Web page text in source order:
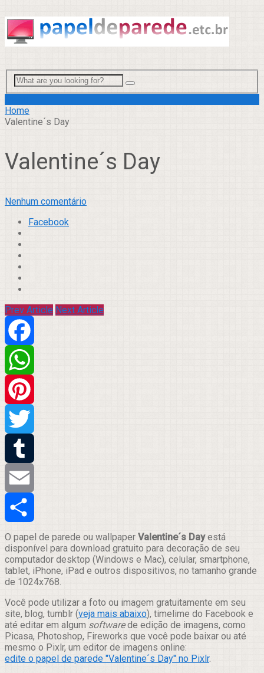
Home
Valentine´s Day
Valentine´s Day
Nenhum comentário
Facebook
Prev Article Next Article
Facebook
WhatsApp
Pinterest
Twitter
Tumblr
Email
Compartilhar
O papel de parede ou wallpaper Valentine´s Dayestá
disponível para download gratuito para decoração de seu
computador desktop (Windows e Mac), celular, smartphone,
tablet, iPhone, iPad e outros dispositivos, no tamanho grande
de 1024x768.
Você pode utilizar a foto ou imagem gratuitamente em seu
site, blog, tumblr (veja mais abaixo), timelime do Facebook e
até editar em algum softwarede edição de imagens, como
Picasa, Photoshop, Fireworks que você pode baixar ou até
mesmo o Pixlr, um editor de imagens online:
edite o papel de parede "Valentine´s Day" no Pixlr.